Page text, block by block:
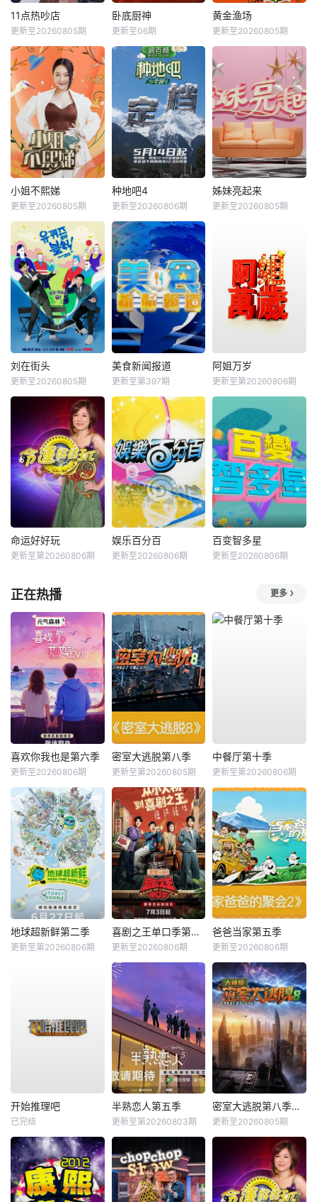
11点热吵店
更新至20260805期
卧底厨神
更新至06期
黄金渔场
更新至20260805期
小姐不熙娣
更新至20260805期
种地吧4
更新至20260806期
姊妹亮起来
更新至20260805期
刘在街头
更新至20260805期
美食新闻报道
更新至第397期
阿姐万岁
更新至第20260806期
命运好好玩
更新至第20260806期
娱乐百分百
更新至20260806期
百变智多星
更新至20260806期
正在热播 更多
喜欢你我也是第六季
更新至20260806期
密室大逃脱第八季
更新至第20260805期
中餐厅第十季
更新至第20260806期
地球超新鲜第二季
更新至第20260806期
喜剧之王单口季第三季
更新至20260806期
爸爸当家第五季
更新至20260806期
开始推理吧
已完结
半熟恋人第五季
更新至第20260803期
密室大逃脱第八季大神版
更新至20260805期